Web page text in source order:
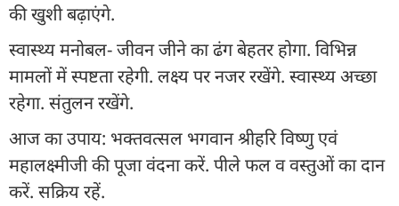
की खुशी बढ़ाएंगे.
स्वास्थ्य मनोबल- जीवन जीने का ढंग बेहतर होगा. विभिन्न
मामलों में स्पष्टता रहेगी. लक्ष्य पर नजर रखेंगे. स्वास्थ्य अच्छा
रहेगा. संतुलन रखेंगे.
आज का उपाय: भक्तवत्सल भगवान श्रीहरि विष्णु एवं
महालक्ष्मीजी की पूजा वंदना करें. पीले फल व वस्तुओं का दान
करें. सक्रिय रहें.